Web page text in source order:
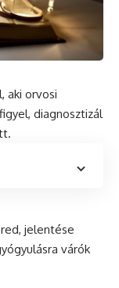
aki orvosi
diagnosztizál
jelentése
várók